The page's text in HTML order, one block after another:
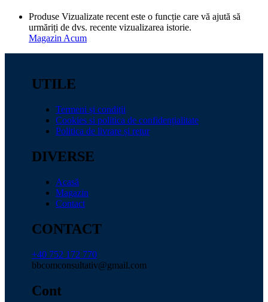
Produse Vizualizate recent este o funcție care vă ajută să
urmăriți de dvs. recente vizualizarea istorie.
Magazin Acum
UTILE
Termeni și condiții
Cookies si politica de confidențialitate
Politica de livrare și retur
DIVERSE
Acasă
Magazin
Contact
CONTACT
+40 752 172 770
bbcomconsultativ@gmail.com
Cont